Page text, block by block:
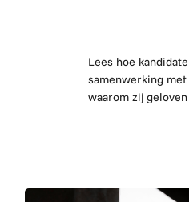
Lees hoe
samenwerking
waarom zij